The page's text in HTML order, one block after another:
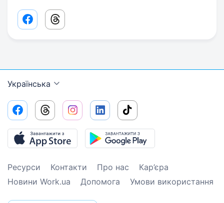
Facebook share link
Threads share link
Українська
Ресурси Контакти Про нас
Кар’єра
Новини Work.ua
Допомога Умови використання